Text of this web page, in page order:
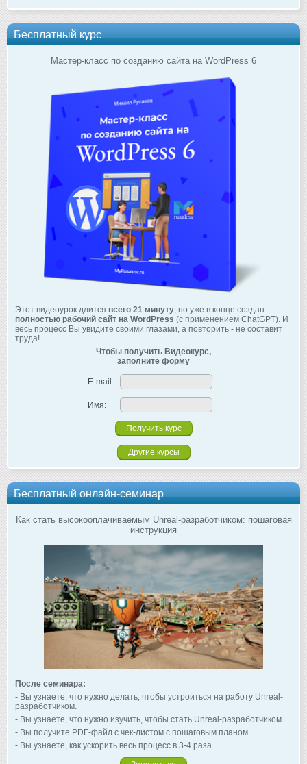
Бесплатный курс
Мастер-класс по созданию сайта на WordPress 6
Этот видеоурок длится всего 21 минуту, но уже в конце создан
полностью рабочий сайт на WordPress (с применением ChatGPT). И
весь процесс Вы увидите своими глазами, а повторить - не составит
труда!
Чтобы получить Видеокурс,
заполните форму
E-mail:
Имя:
Другие курсы
Бесплатный онлайн-семинар
Как стать высокооплачиваемым Unreal-разработчиком: пошаговая
инструкция
После семинара:
- Вы узнаете, что нужно делать, чтобы устроиться на работу Unreal-
разработчиком.
- Вы узнаете, что нужно изучить, чтобы стать Unreal-разработчиком.
- Вы получите PDF-файл с чек-листом с пошаговым планом.
- Вы узнаете, как ускорить весь процесс в 3-4 раза.